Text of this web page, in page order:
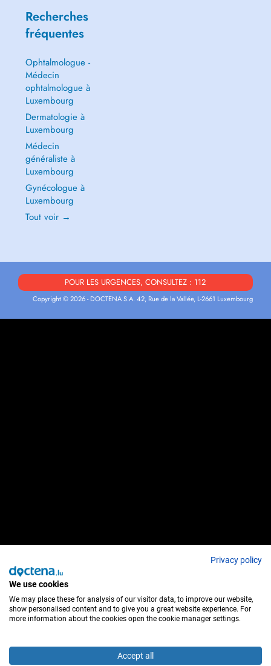
Recherches
fréquentes
Ophtalmologue -
Médecin
ophtalmologue à
Luxembourg
Dermatologie à
Luxembourg
Médecin
généraliste à
Luxembourg
Gynécologue à
Luxembourg
Tout voir →
POUR LES URGENCES, CONSULTEZ : 112
Copyright © 2026 - DOCTENA S.A. 42, Rue de la Vallée, L-2661 Luxembourg
Privacy policy
We use cookies
We may place these for analysis of our visitor data, to improve our website,
show personalised content and to give you a great website experience. For
more information about the cookies open the cookie manager settings.
Accept all